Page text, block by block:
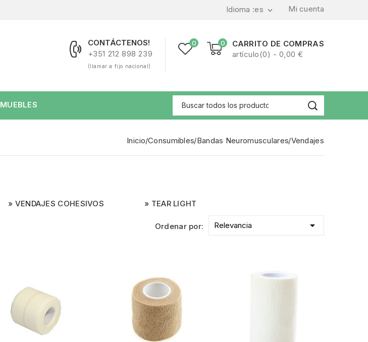
Mi cuenta
Idioma :es 
0
CARRITO DE COMPRAS
artículo(0) - 0,00 €
0
CONTÁCTENOS!
+351 212 898 239
(llamar a fijo nacional)
MUEBLES
Inicio Consumibles Bandas Neuromusculares Vendajes
VENDAJES COHESIVOS TEAR LIGHT
Ordenar por: Relevancia 